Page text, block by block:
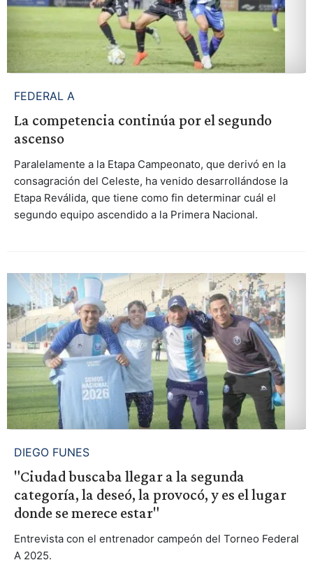
FEDERAL A
La competencia continúa por el segundo
ascenso
Paralelamente a la Etapa Campeonato, que derivó en la
consagración del Celeste, ha venido desarrollándose la
Etapa Reválida, que tiene como fin determinar cuál el
segundo equipo ascendido a la Primera Nacional.
DIEGO FUNES
"Ciudad buscaba llegar a la segunda
categoría, la deseó, la provocó, y es el lugar
donde se merece estar"
Entrevista con el entrenador campeón del Torneo Federal
A 2025.